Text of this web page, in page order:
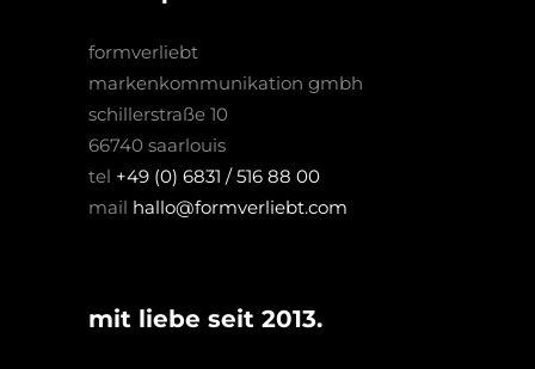
formverliebt
markenkommunikation gmbh
schillerstraße 10
66740 saarlouis
tel +49 (0) 6831 / 516 88 00
mail hallo@formverliebt.com
mit liebe seit 2013.